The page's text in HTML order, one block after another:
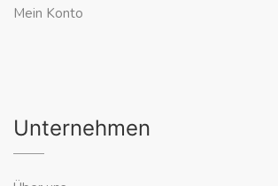
Mein Konto
Unternehmen